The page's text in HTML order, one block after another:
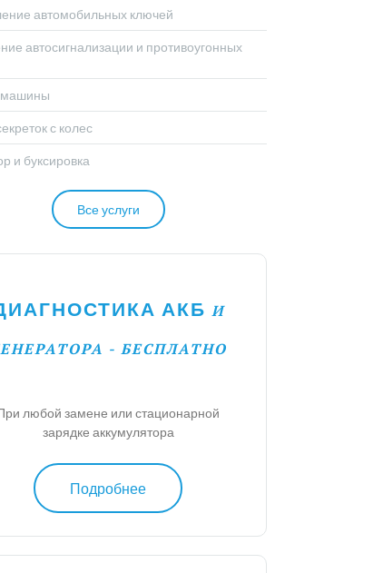
автомобильных ключей
автосигнализации и противоугонных
машины
с колес
и буксировка
Все услуги
АКБ И
- БЕСПЛАТНО
любой замене или стационарной
зарядке аккумулятора
Подробнее